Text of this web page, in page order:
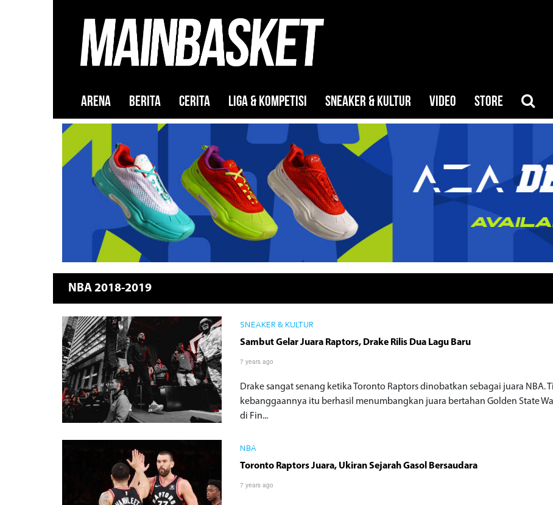
ARENA BERITA CERITA LIGA & KOMPETISI SNEAKER & KULTUR VIDEO STORE
NBA 2018-2019
SNEAKER & KULTUR
Sambut Gelar Juara Raptors, Drake Rilis Dua Lagu Baru
7 years ago
Drake sangat senang ketika Toronto Raptors dinobatkan sebagai juara NBA.
kebanggaannya itu berhasil menumbangkan juara bertahan Golden State
di Fin...
NBA
Toronto Raptors Juara, Ukiran Sejarah Gasol Bersaudara
7 years ago